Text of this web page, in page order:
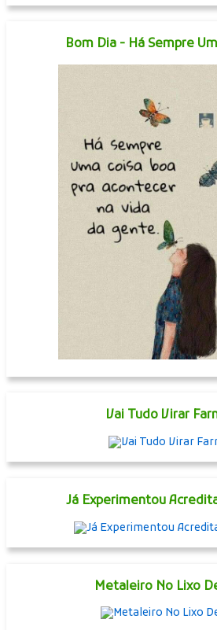
Bom Dia - Há Sempre
Vai Tudo Virar
Já Experimentou
Metaleiro No Lixo